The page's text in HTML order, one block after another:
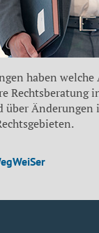
haben
Rechtsberatung
über Änderungen